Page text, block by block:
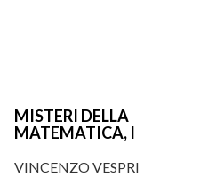
MISTERI DELLA
MATEMATICA, I
VINCENZO VESPRI